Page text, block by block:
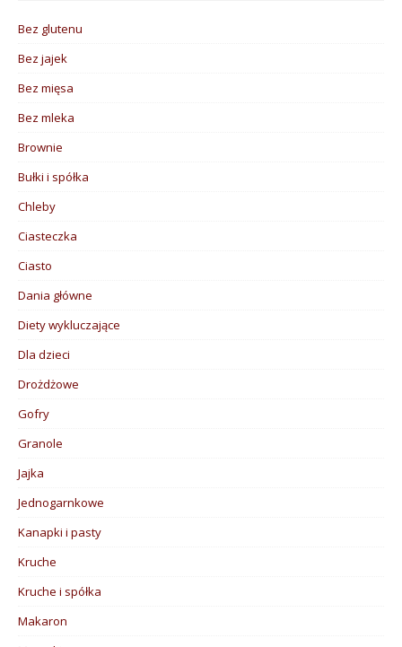
Bez glutenu
Bez jajek
Bez mięsa
Bez mleka
Brownie
Bułki i spółka
Chleby
Ciasteczka
Ciasto
Dania główne
Diety wykluczające
Dla dzieci
Drożdżowe
Gofry
Granole
Jajka
Jednogarnkowe
Kanapki i pasty
Kruche
Kruche i spółka
Makaron